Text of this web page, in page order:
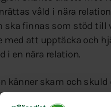
våld i nära
ska finnas som stöd till
med att upptäcka och
i en nära relation.
känner skam och
pratar högt om.